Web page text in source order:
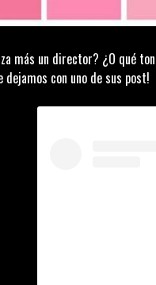
más un director? ¿O qué
dejamos con uno de sus post!